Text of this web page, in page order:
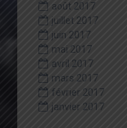
août 2017
juillet 2017
juin 2017
mai 2017
avril 2017
mars 2017
février 2017
janvier 2017